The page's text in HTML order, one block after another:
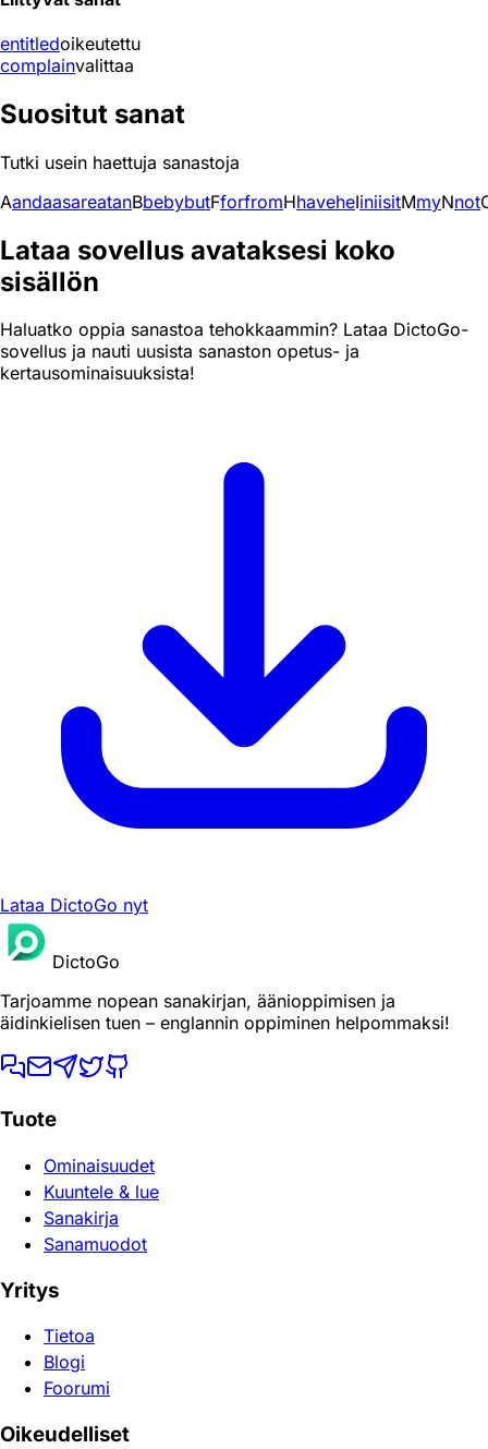
entitledoikeutettu
complainvalittaa
Suositut sanat
Tutki usein haettuja sanastoja
AandaasareatanBbebybutFforfromHhaveheIiniisitMmyNnot
Lataa sovellus avataksesi koko
sisällön
Haluatko oppia sanastoa tehokkaammin? Lataa DictoGo-
sovellus ja nauti uusista sanaston opetus- ja
kertausominaisuuksista!
Lataa DictoGo nyt
DictoGo
Tarjoamme nopean sanakirjan, äänioppimisen ja
äidinkielisen tuen – englannin oppiminen helpommaksi!
Tuote
Ominaisuudet
Kuuntele & lue
Sanakirja
Sanamuodot
Yritys
Tietoa
Blogi
Foorumi
Oikeudelliset